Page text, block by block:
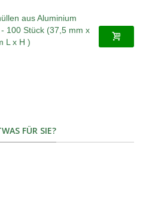
aus Aluminium
100 Stück (37,5 mm x
L x H )
FÜR SIE?